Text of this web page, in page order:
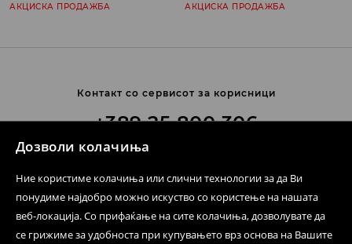
Дозволи колачиња
Ние користиме колачиња или слични технологии за да Ви
понудиме најдобро можно искуство со користење на нашата
веб-локација. Со прифаќање на сите колачиња, дозволувате да
се грижиме за удобноста при купувањето врз основа на Вашите
АКЦИСКА ПРОДАЖБА АКЦИСКА ПРОДАЖБА
Контакт со сервисот за корисници
+389 25 800 306
Цена според ценовникот на операторот
Формулар за контакт